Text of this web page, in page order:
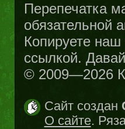
Перепечатка
обязательной
Копируете
ссылкой.
© 2009—2026
Сайт создан
О сайте.